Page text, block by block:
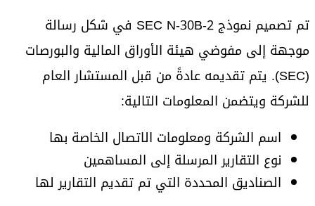
تم تصميم نموذج SEC N-30B-2 في شكل رسالة
موجهة إلى مفوضي هيئة الأوراق المالية والبورصات
(SEC). يتم تقديمه عادةً من قبل المستشار العام
للشركة ويتضمن المعلومات التالية:
اسم الشركة ومعلومات الاتصال الخاصة بها
نوع التقارير المرسلة إلى المساهمين
الصناديق المحددة التي تم تقديم التقارير لها